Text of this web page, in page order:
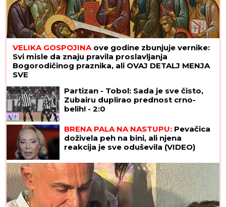
VELIKA GOSPOJINAove godine zbunjuje vernike:
Svi misle da znaju pravila proslavljanja
Bogorodičinog praznika, ali OVAJ DETALJ MENJA
SVE
Partizan - Tobol: Sada je sve čisto,
Zubairu duplirao prednost crno-
belih! - 2:0
BRENA PALA NA NASTUPU: Pevačica
doživela peh na bini, ali njena
reakcija je sve oduševila (VIDEO)